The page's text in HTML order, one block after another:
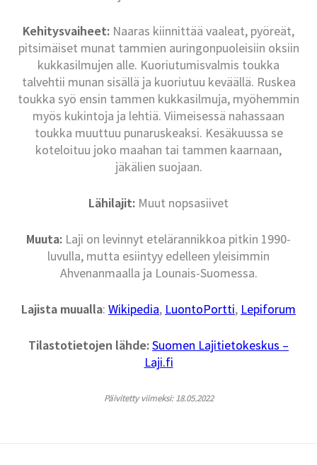
Kehitysvaiheet: Naaras kiinnittää vaaleat, pyöreät,
pitsimäiset munat tammien auringonpuoleisiin oksiin
kukkasilmujen alle. Kuoriutumisvalmis toukka
talvehtii munan sisällä ja kuoriutuu keväällä. Ruskea
toukka syö ensin tammen kukkasilmuja, myöhemmin
myös kukintoja ja lehtiä. Viimeisessä nahassaan
toukka muuttuu punaruskeaksi. Kesäkuussa se
koteloituu joko maahan tai tammen kaarnaan,
jäkälien suojaan.
Lähilajit: Muut nopsasiivet
Muuta: Laji on levinnyt etelärannikkoa pitkin 1990-
luvulla, mutta esiintyy edelleen yleisimmin
Ahvenanmaalla ja Lounais-Suomessa.
Lajista muualla: Wikipedia, LuontoPortti, Lepiforum
Tilastotietojen lähde:Suomen Lajitietokeskus –
Laji.fi
Päivitetty viimeksi: 18.05.2022